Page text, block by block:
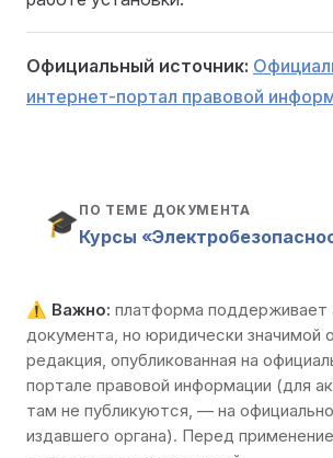
Официальный источник:
интернет-портал правовой
🎓 ПО ТЕМЕ ДОКУМЕНТА
Курсы
⚠️ Важно: платформа поддерживает
документа, но юридически значимой
редакция, опубликованная на
портале правовой информации (для
там не публикуются, — на
издавшего органа). Перед